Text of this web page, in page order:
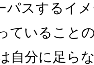
パスするイ
ていること
自分に足ら